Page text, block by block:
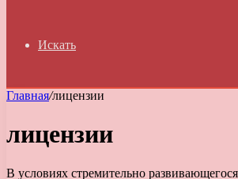
Искать
Главная/лицензии
лицензии
В условиях стремительно